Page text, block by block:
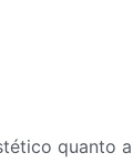
quanto